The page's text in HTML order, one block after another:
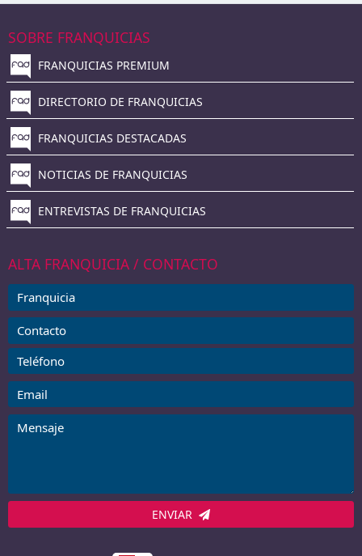
SOBRE FRANQUICIAS
FRANQUICIAS PREMIUM
DIRECTORIO DE FRANQUICIAS
FRANQUICIAS DESTACADAS
NOTICIAS DE FRANQUICIAS
ENTREVISTAS DE FRANQUICIAS
ALTA FRANQUICIA / CONTACTO
ENVIAR